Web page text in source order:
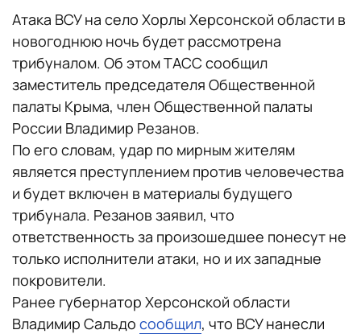
Атака ВСУ на село Хорлы Херсонской области в
новогоднюю ночь будет рассмотрена
трибуналом. Об этом ТАСС сообщил
заместитель председателя Общественной
палаты Крыма, член Общественной палаты
России Владимир Резанов.
По его словам, удар по мирным жителям
является преступлением против человечества
и будет включен в материалы будущего
трибунала. Резанов заявил, что
ответственность за произошедшее понесут не
только исполнители атаки, но и их западные
покровители.
Ранее губернатор Херсонской области
Владимир Сальдо сообщил, что ВСУ нанесли